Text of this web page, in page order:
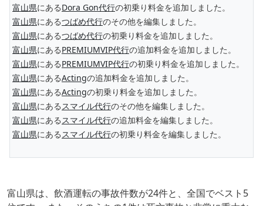
富山県にあるDora Gon代行の初乗り料金を追加しました。
富山県にあるつばめ代行のその他を編集しました。
富山県にあるつばめ代行の初乗り料金を追加しました。
富山県にあるPREMIUMVIP代行の追加料金を追加しました。
富山県にあるPREMIUMVIP代行の初乗り料金を追加しました。
富山県にあるActingの追加料金を追加しました。
富山県にあるActingの初乗り料金を追加しました。
富山県にあるスマイル代行のその他を編集しました。
富山県にあるスマイル代行の追加料金を編集しました。
富山県にあるスマイル代行の初乗り料金を編集しました。
富山県は、飲酒運転の事故件数が24件と、全国でベスト5